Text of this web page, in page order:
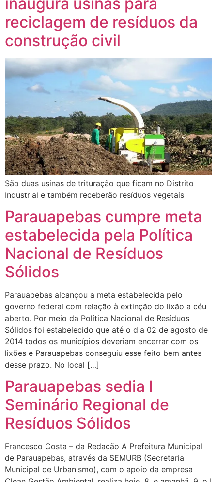
reciclagem de resíduos da
construção civil
São duas usinas de trituração que ficam no Distrito
Industrial e também receberão resíduos vegetais
Parauapebas cumpre meta
estabelecida pela Política
Nacional de Resíduos
Sólidos
Parauapebas alcançou a meta estabelecida pelo
governo federal com relação à extinção do lixão a céu
aberto. Por meio da Política Nacional de Resíduos
Sólidos foi estabelecido que até o dia 02 de agosto de
2014 todos os municípios deveriam encerrar com os
lixões e Parauapebas conseguiu esse feito bem antes
desse prazo. No local […]
Parauapebas sedia I
Seminário Regional de
Resíduos Sólidos
Francesco Costa – da Redação A Prefeitura Municipal
de Parauapebas, através da SEMURB (Secretaria
Municipal de Urbanismo), com o apoio da empresa